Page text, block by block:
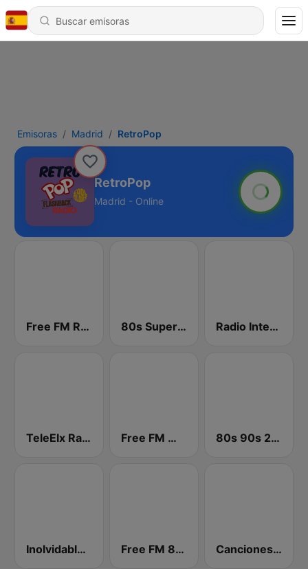
Emisoras Madrid RetroPop
RetroPop
Madrid - Online
Free FM Rock 80s Super Hits Radio Intercontinental
TeleElx Radio Marca Free FM World 80s 90s 2000s Super Hits
Inolvidable FM Free FM 80s Canciones Inolvidables